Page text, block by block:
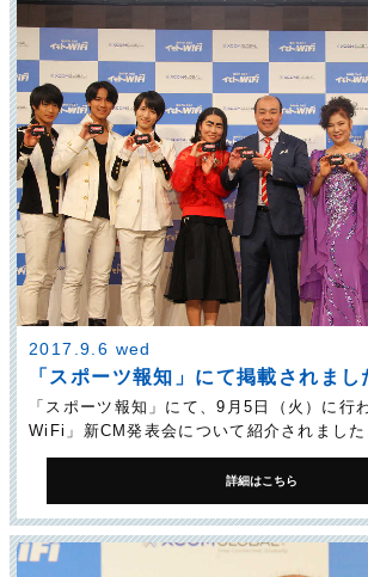
2017.9.6 wed
「スポーツ報知」にて掲載されまし
「スポーツ報知」にて、9月5日（火）に行
WiFi」新CM発表会について紹介されました
詳細はこちら